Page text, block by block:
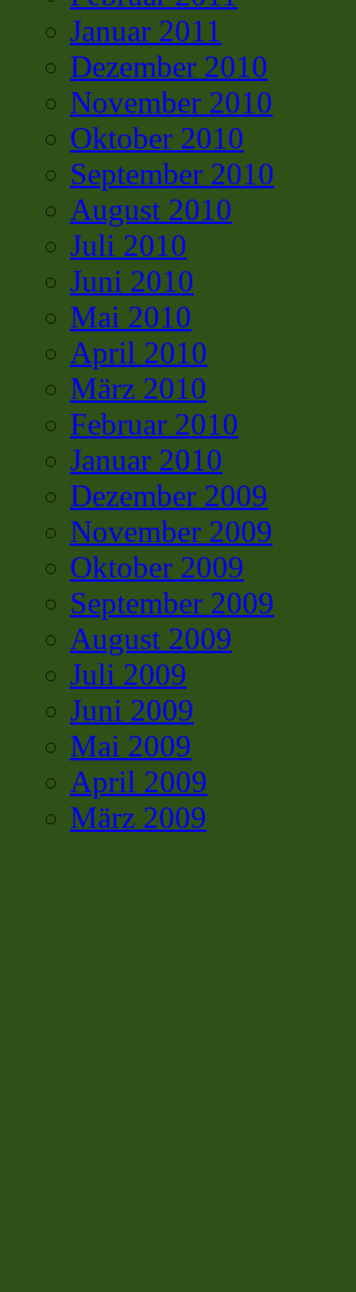
Januar 2011
Dezember 2010
November 2010
Oktober 2010
September 2010
August 2010
Juli 2010
Juni 2010
Mai 2010
April 2010
März 2010
Februar 2010
Januar 2010
Dezember 2009
November 2009
Oktober 2009
September 2009
August 2009
Juli 2009
Juni 2009
Mai 2009
April 2009
März 2009